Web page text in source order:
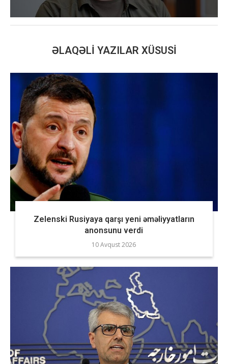
ƏLAQƏLI YAZILAR XÜSUSI
Zelenski Rusiyaya qarşı yeni əməliyyatların
anonsunu verdi
10 Avqust 2026